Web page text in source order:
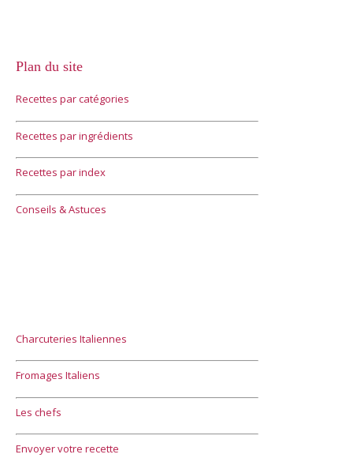
Plan du site
Recettes par catégories
Recettes par ingrédients
Recettes par index
Conseils & Astuces
Charcuteries Italiennes
Fromages Italiens
Les chefs
Envoyer votre recette